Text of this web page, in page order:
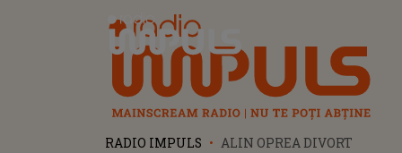
Radio Impuls
RADIO IMPULS ALIN OPREA DIVORT